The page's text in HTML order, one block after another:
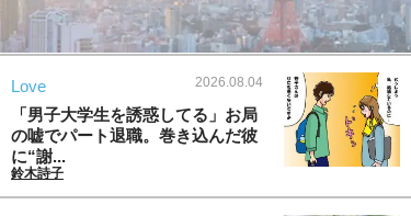
Love 2026.08.04
「男子大学生を誘惑してる」お局
の嘘でパート退職。巻き込んだ彼
に“謝...
鈴木詩子